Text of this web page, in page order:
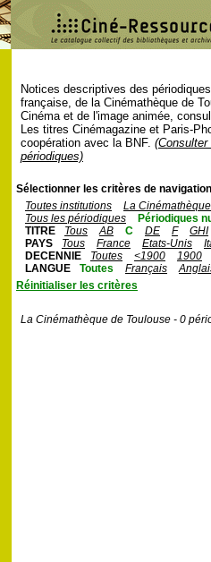
Notices descriptives des
française, de la Cinémathèque de
Cinéma et de l'image animée,
Les titres Cinémagazine et Paris-
coopération avec la BNF.
périodiques)
Sélectionner les critères de
Toutes institutions
La
Tous les périodiques
Périodiques
TITRE
Tous AB C DE F
GHI
PAYS
Tous France Etats-Unis
DECENNIE
Toutes <1900
1900
LANGUE
Toutes Français
Réinitialiser les critères
La Cinémathèque de Toulouse - 0